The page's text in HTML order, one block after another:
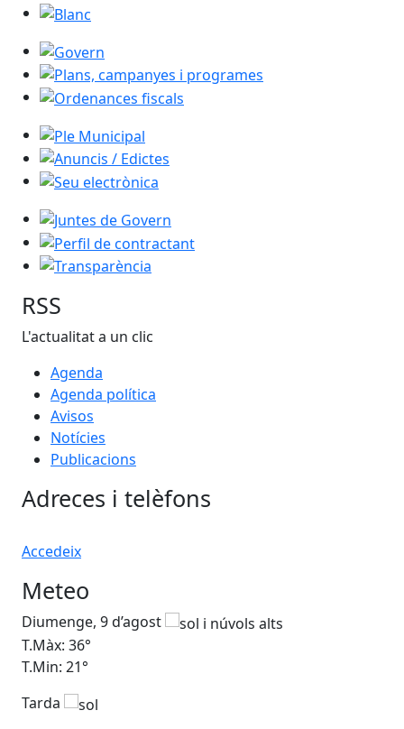
Blanc
Govern
Plans, campanyes i programes
Ordenances fiscals
Ple Municipal
Anuncis / Edictes
Seu electrònica
Juntes de Govern
Perfil de contractant
Transparència
RSS
L'actualitat a un clic
Agenda
Agenda política
Avisos
Notícies
Publicacions
Adreces i telèfons
Accedeix
Meteo
Diumenge, 9 d’agost
T.Màx: 36°
T.Min: 21°
Tarda